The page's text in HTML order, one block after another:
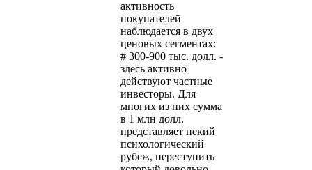
активность
покупателей
наблюдается в двух
ценовых сегментах:
# 300-900 тыс. долл. -
здесь активно
действуют частные
инвесторы. Для
многих из них сумма
в 1 млн долл.
представляет некий
психологический
рубеж, переступить